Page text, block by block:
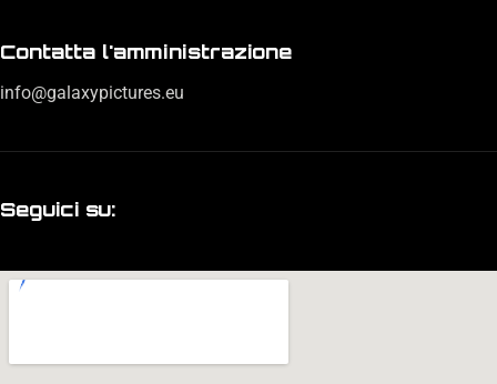
Contatta l'amministrazione
info@galaxypictures.eu
Seguici su: